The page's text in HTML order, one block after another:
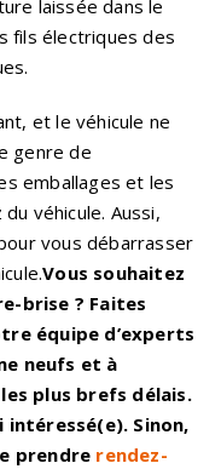
laissée dans le
fils électriques des
et le véhicule ne
genre de
emballages et les
véhicule. Aussi,
vous débarrasser
Vous souhaitez
brise ? Faites
équipe d’experts
neufs et à
plus brefs délais.
intéressé(e). Sinon,
prendre rendez-